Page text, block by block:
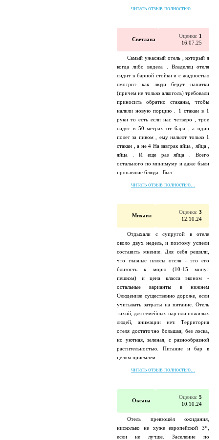
читать отзыв полностью...
Светлана
Оценка: 1
16.07.25
Самый ужасный отель , который я
когда либо видела . Владелец отеля
сидит в барной стойки и с жадностью
смотрит как люди берут напитки
(причем не только алкоголь) требовали
приносить обратно стаканы, чтобы
налили новую порцию . 1 стакан в 1
руки то есть если нас четверо , трое
сидят в 50 метрах от бара , а один
полет за пивом , ему нальют только 1
стакан , а не 4 На завтрак яйца , яйца ,
яйца . И еще раз яйца . Всего
остального по минимуму и даже были
пропавшие блюда . Был ...
читать отзыв полностью...
Михаил
Оценка: 3
12.10.24
Отдыхали с супругой в отеле
около двух недель, и поэтому успели
составить мнение. Для себя решили,
что главные плюсы отеля - это его
близость к морю (10-15 минут
пешком) и цена класса эконом -
остальные варианты в нижнем
Олюденизе существенно дороже, если
учитывать затраты на питание. Отель
тихий, для семейных пар или пожилых
людей, анимации нет. Территория
отеля достаточно большая, без лоска,
но уютная, зеленая, с разнообразной
растительностью. Питание и бар в
целом приемлем ...
читать отзыв полностью...
Оксана
Оценка: 5
10.10.24
Отель превзошёл ожидания,
нисколько не хуже европейской 3*,
если не лучше. Заселение по